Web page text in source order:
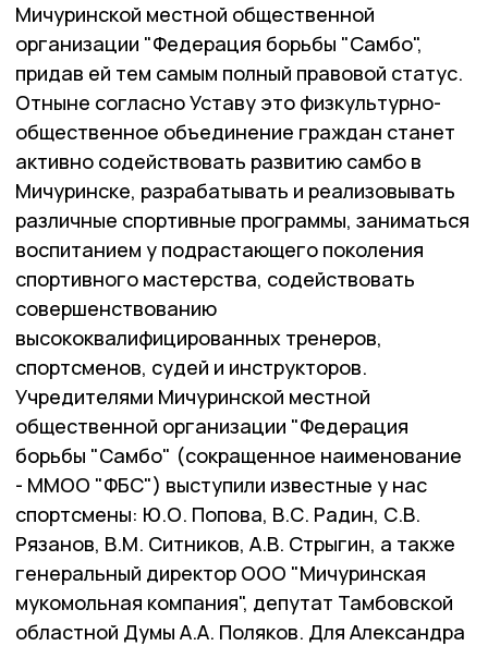
Мичуринской местной общественной
организации "Федерация борьбы "Самбо",
придав ей тем самым полный правовой статус.
Отныне согласно Уставу это физкультурно-
общественное объединение граждан станет
активно содействовать развитию самбо в
Мичуринске, разрабатывать и реализовывать
различные спортивные программы, заниматься
воспитанием у подрастающего поколения
спортивного мастерства, содействовать
совершенствованию
высококвалифицированных тренеров,
спортсменов, судей и инструкторов.
Учредителями Мичуринской местной
общественной организации "Федерация
борьбы "Самбо" (сокращенное наименование
- ММОО "ФБС") выступили известные у нас
спортсмены: Ю.О. Попова, В.С. Радин, С.В.
Рязанов, В.М. Ситников, А.В. Стрыгин, а также
генеральный директор ООО "Мичуринская
мукомольная компания", депутат Тамбовской
областной Думы А.А. Поляков. Для Александра